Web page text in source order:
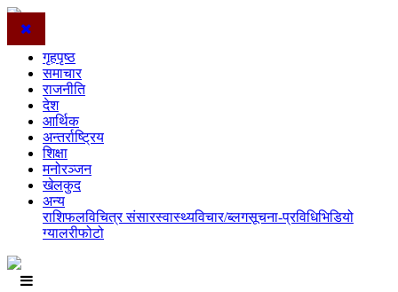
गृहपृष्ठ
समाचार
राजनीति
देश
आर्थिक
अन्तर्राष्ट्रिय
शिक्षा
मनोरञ्जन
खेलकुद
अन्य
राशिफलविचित्र संसारस्वास्थ्यविचार/ब्लगसूचना-प्रविधिभिडियो
ग्यालरीफोटो